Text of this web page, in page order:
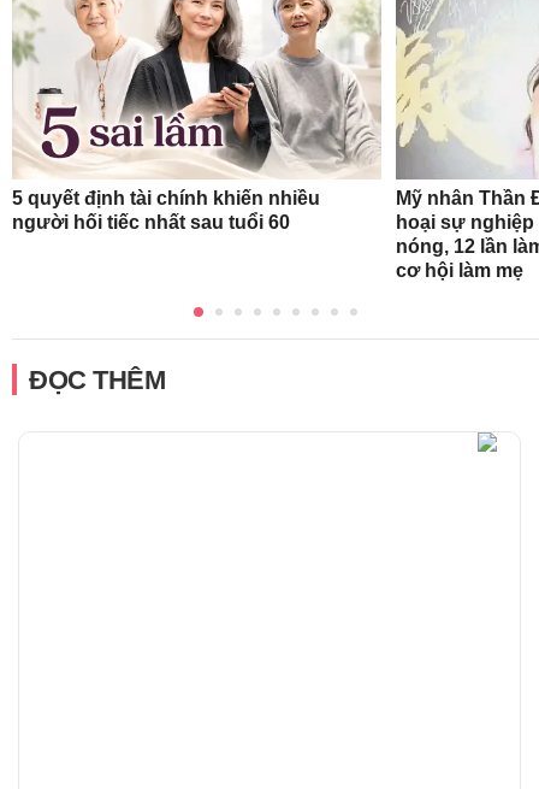
5 quyết định tài chính khiến nhiều
người hối tiếc nhất sau tuổi 60
Mỹ nhân Thần
hoại sự
nóng, 12 lần
cơ hội làm mẹ
ĐỌC THÊM